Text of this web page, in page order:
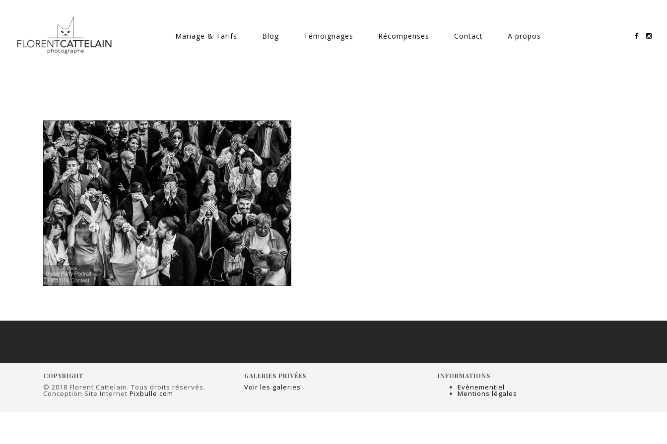
Mariage & Tarifs Blog Témoignages Récompenses Contact A propos
COPYRIGHT
© 2018 Florent Cattelain. Tous droits réservés.
Conception Site Internet Pixbulle.com
GALERIES PRIVÉES
Voir les galeries
INFORMATIONS
Evènementiel
Mentions légales